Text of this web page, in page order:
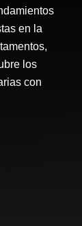
en la
los
con